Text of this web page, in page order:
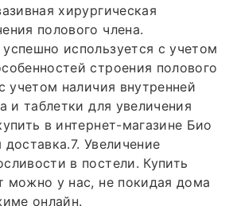
хирургическая
полового члена.
используется с учетом
строения полового
учетом наличия внутренней
и таблетки для увеличения
в интернет-магазине Био
Увеличение
в постели. Купить
можно у нас, не покидая дома
онлайн.